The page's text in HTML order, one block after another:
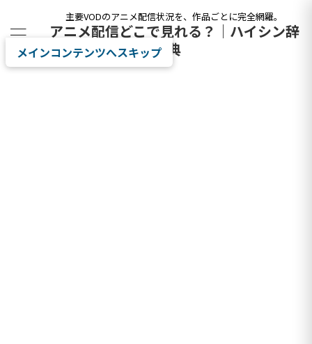
主要VODのアニメ配信状況を、作品ごとに完全網羅。
アニメ配信どこで見れる？｜ハイシン辞
典
メインコンテンツへスキップ